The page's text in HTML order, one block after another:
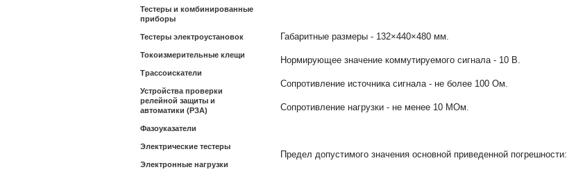
Тестеры и комбинированные
приборы
Тестеры электроустановок
Токоизмерительные клещи
Трассоискатели
Устройства проверки
релейной защиты и
автоматики (РЗА)
Фазоуказатели
Электрические тестеры
Электронные нагрузки
Габаритные размеры - 132×440×480 мм.
Нормирующее значение коммутируемого сигнала - 10 В.
Сопротивление источника сигнала - не более 100 Ом.
Сопротивление нагрузки - не менее 10 МОм.
Предел допустимого значения основной приведенной погрешности: